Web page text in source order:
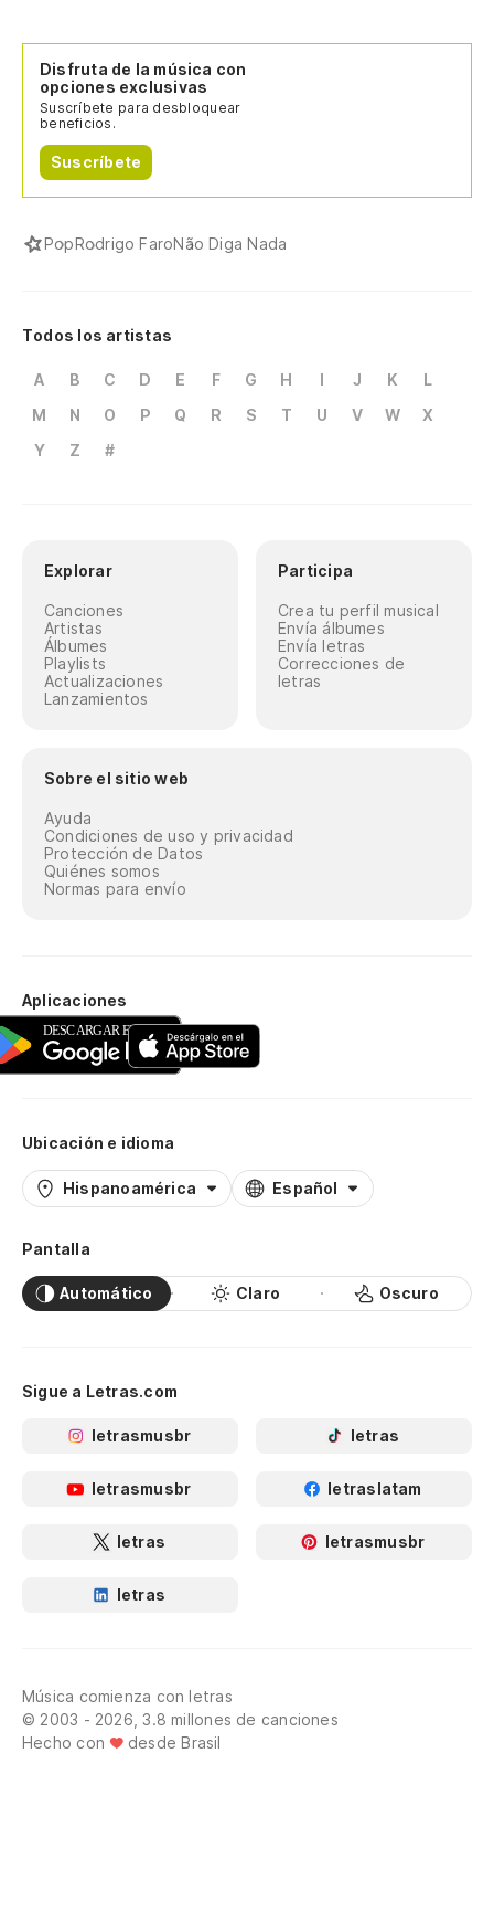
Disfruta de la música con
opciones exclusivas
Suscríbete para desbloquear
beneficios.
Suscríbete
PopRodrigo FaroNão Diga Nada
Todos los artistas
A B C D E F G H I J K
L
M
N O P Q R S T U V W
X
Y
Z #
Explorar
Canciones
Artistas
Álbumes
Playlists
Actualizaciones
Lanzamientos
Participa
Crea tu perfil musical
Envía álbumes
Envía letras
Correcciones de
letras
Sobre el sitio web
Ayuda
Condiciones de uso y privacidad
Protección de Datos
Quiénes somos
Normas para envío
Aplicaciones
Ubicación e idioma
Hispanoamérica Español
Pantalla
Automático Claro Oscuro
Sigue a Letras.com
letrasmusbr letras
letrasmusbr letraslatam
letras letrasmusbr
letras
Música comienza con letras
© 2003 - 2026, 3.8 millones de canciones
Hecho con
desde Brasil